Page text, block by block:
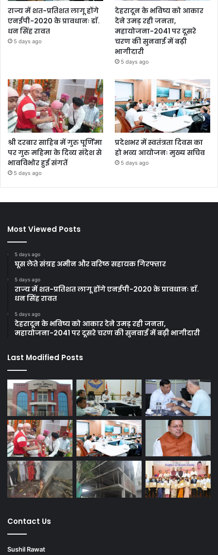
राज्य में शत-प्रतिशत लागू होंगे
एनईपी-2020 के प्रावधानः डाॅ.
धन सिंह रावत
5 days ago
देहरादून के भविष्य को आकार
देने उमड़ रही जनता,
महायोजना-2041 पर दूसरे
चरण की सुनवाई में बढ़ी
भागीदारी
5 days ago
श्री दरबार साहिब में गुरु पूर्णिमा
पर गुरु महिमा के दिव्य संदेश से
भावविभोर हुई संगतें
5 days ago
प्रदेशभर में स्वतंत्रता दिवस का
हो भव्य आयोजनः मुख्य सचिव
5 days ago
Most Viewed Posts
5 days ago
घूस लेते संग्रह अमीन और वरिष्ठ सहायक गिरफ्तार
5 days ago
राज्य में शत-प्रतिशत लागू होंगे एनईपी-2020 के प्रावधानः डाॅ.
धन सिंह रावत
5 days ago
देहरादून के भविष्य को आकार देने उमड़ रही जनता,
महायोजना-2041 पर दूसरे चरण की सुनवाई में बढ़ी भागीदारी
Last Modified Posts
Contact Us
Sushil Rawat